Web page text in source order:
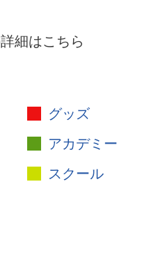
細はこちら
グッズ
アカデミー
スクール